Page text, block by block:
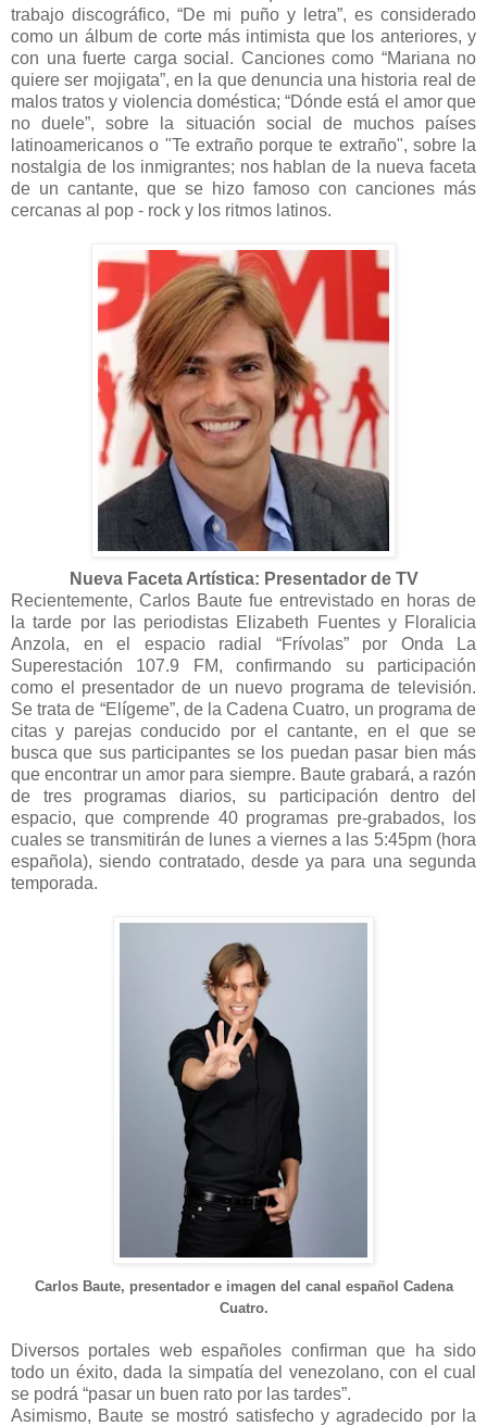
trabajo discográfico, “De mi puño y letra”, es considerado
como un álbum de corte más intimista que los anteriores, y
con una fuerte carga social. Canciones como “Mariana no
quiere ser mojigata”, en la que denuncia una historia real de
malos tratos y violencia doméstica; “Dónde está el amor que
no duele”, sobre la situación social de muchos países
latinoamericanos o "Te extraño porque te extraño", sobre la
nostalgia de los inmigrantes; nos hablan de la nueva faceta
de un cantante, que se hizo famoso con canciones más
cercanas al pop - rock y los ritmos latinos.
Nueva Faceta Artística: Presentador de TV
Recientemente, Carlos Baute fue entrevistado en horas de
la tarde por las periodistas Elizabeth Fuentes y Floralicia
Anzola, en el espacio radial “Frívolas” por Onda La
Superestación 107.9 FM, confirmando su participación
como el presentador de un nuevo programa de televisión.
Se trata de “Elígeme”, de la Cadena Cuatro, un programa de
citas y parejas conducido por el cantante, en el que se
busca que sus participantes se los puedan pasar bien más
que encontrar un amor para siempre. Baute grabará, a razón
de tres programas diarios, su participación dentro del
espacio, que comprende 40 programas pre-grabados, los
cuales se transmitirán de lunes a viernes a las 5:45pm (hora
española), siendo contratado, desde ya para una segunda
temporada.
Carlos Baute, presentador e imagen del canal español Cadena
Cuatro.
Diversos portales web españoles confirman que ha sido
todo un éxito, dada la simpatía del venezolano, con el cual
se podrá “pasar un buen rato por las tardes”.
Asimismo, Baute se mostró satisfecho y agradecido por la